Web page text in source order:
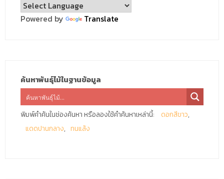
Powered by Translate
ค้นหาพันธุ์ไม้ในฐานข้อมูล
พิมพ์คำค้นในช่องค้นหา หรือลองใช้คำค้นหาเหล่านี้:
ดอกสีขาว
แดดปานกลาง
ทนแล้ง